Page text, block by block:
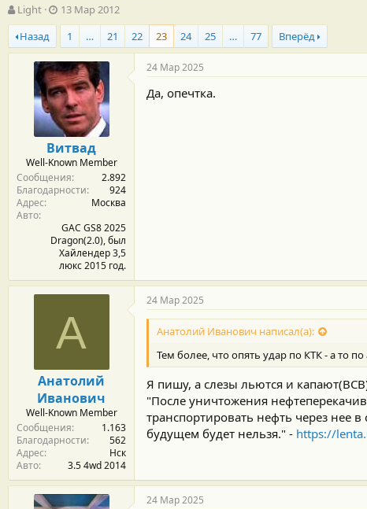
А
в
т
о
Light
Д
а
а
н
а
ч
а
л
а
13 Мар 2012
Назад
1 … 21 22 23 24 25 … 77 Вперёд
Витвад
Well-Known Member
Сообщения
2.892
Благодарности
924
Адрес
Москва
Авто
GAC GS8 2025
Dragon(2.0), был
Хайлендер 3,5
люкс 2015 год.
24 Мар 2025
Да, опечтка.
А
Анатолий
Иванович
Well-Known Member
Сообщения
1.163
Благодарности
562
Адрес
Нск
Авто
3.5 4wd 2014
24 Мар 2025
Анатолий Иванович написал(а):
Тем более, что опять удар по КТК - а то
Я пишу, а слезы льются и
"После уничтожения
транспортировать нефть через нее
будущем будет нельзя." - https://
24 Мар 2025